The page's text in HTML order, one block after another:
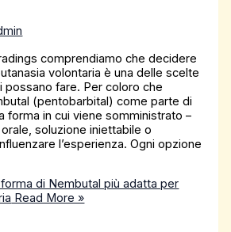
comprendiamo che decidere
volontaria è una delle scelte
possano fare. Per coloro che
(pentobarbital) come parte di
forma in cui viene somministrato –
soluzione iniettabile o
l’esperienza. Ogni opzione
di Nembutal più adatta per
Read More »